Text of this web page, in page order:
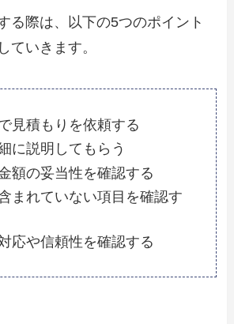
る際は、以下の5つのポイント
ていきます。
見積もりを依頼する
に説明してもらう
額の妥当性を確認する
まれていない項目を確認す
応や信頼性を確認する